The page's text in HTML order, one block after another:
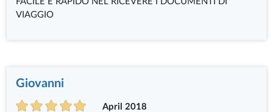
VIAGGIO
Giovanni
April 2018